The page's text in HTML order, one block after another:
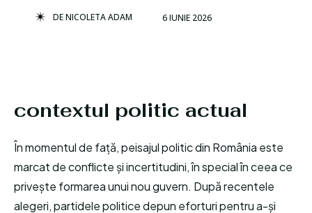
DENICOLETA ADAM 6 IUNIE 2026
contextul politic actual
În momentul de față, peisajul politic din România este
marcat de conflicte și incertitudini, în special în ceea ce
privește formarea unui nou guvern. După recentele
alegeri, partidele politice depun eforturi pentru a-și